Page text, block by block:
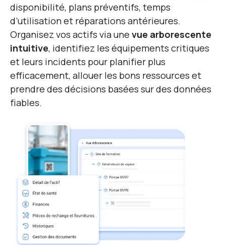
disponibilité, plans préventifs, temps
d’utilisation et réparations antérieures.
Organisez vos actifs via une vue arborescente
intuitive, identifiez les équipements critiques
et leurs incidents pour planifier plus
efficacement, allouer les bons ressources et
prendre des décisions basées sur des données
fiables.